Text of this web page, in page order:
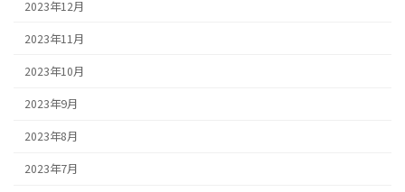
2023年12月
2023年11月
2023年10月
2023年9月
2023年8月
2023年7月